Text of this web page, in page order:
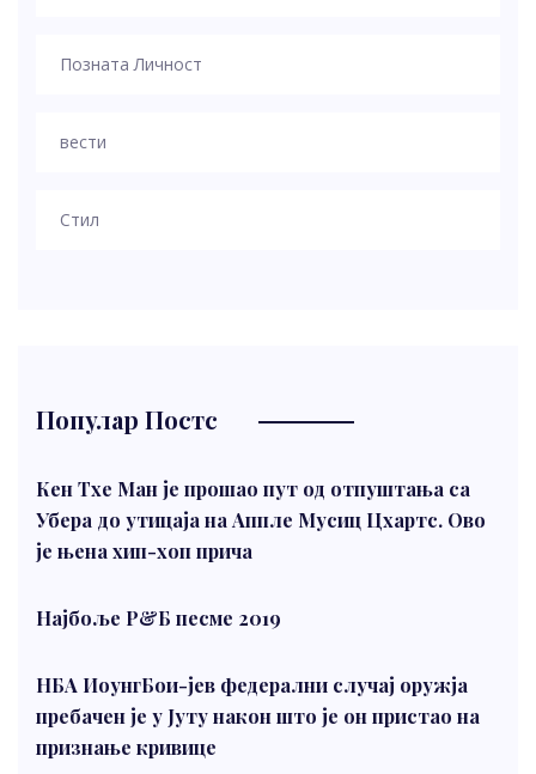
Позната Личност
вести
Стил
Популар Постс
Кен Тхе Ман је прошао пут од отпуштања са
Убера до утицаја на Аппле Мусиц Цхартс. Ово
је њена хип-хоп прича
Најбоље Р&Б песме 2019
НБА ИоунгБои-јев федерални случај оружја
пребачен је у Јуту након што је он пристао на
признање кривице